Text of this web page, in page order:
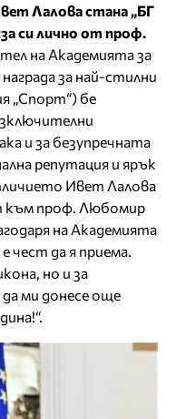
Лалова стана „БГ
си лично от проф.
на Академията за
за най-стилни
„Спорт“) бе
и за безупречната
репутация и ярък
Ивет Лалова
към проф. Любомир
на Академията
чест да я приема.
но и за
ми донесе още